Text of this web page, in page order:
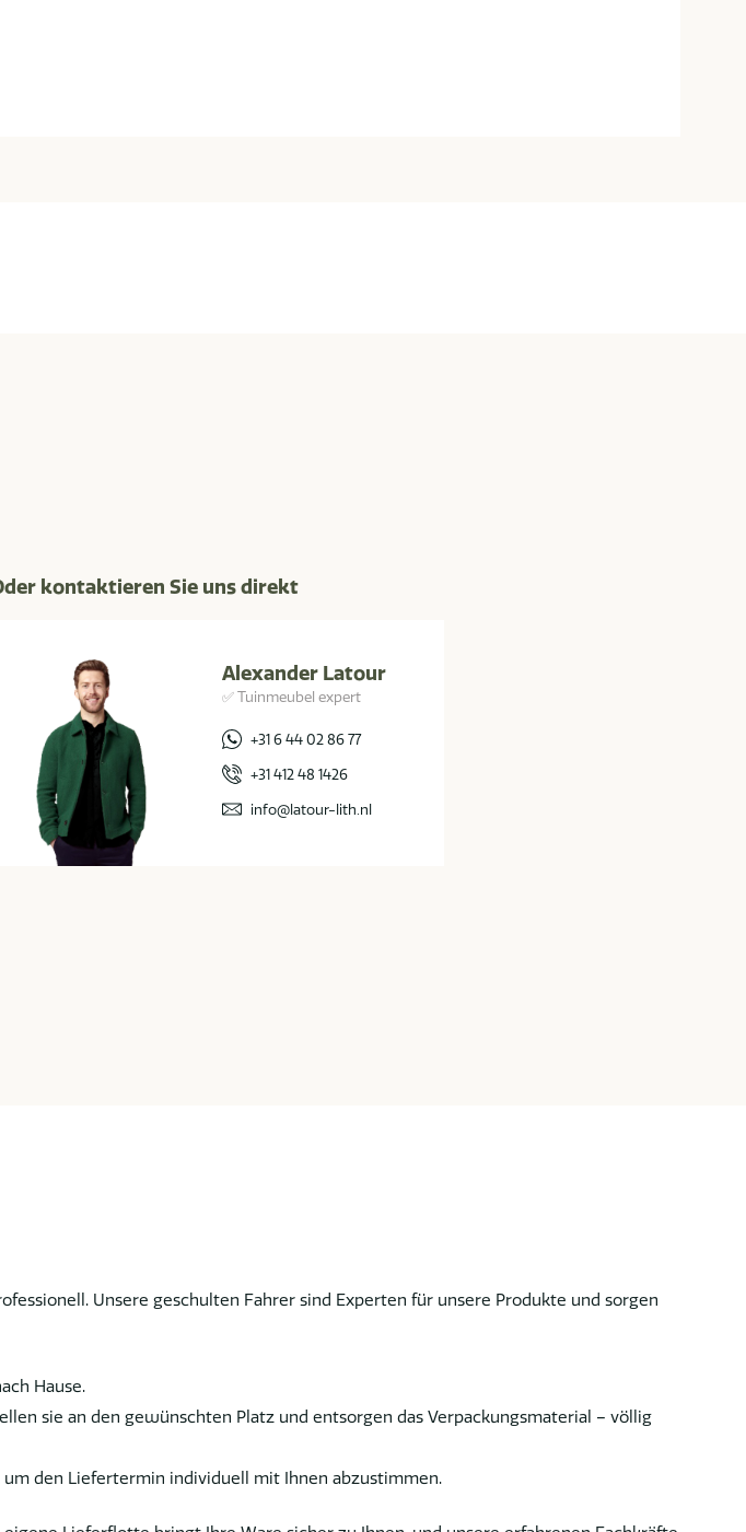
kontaktieren Sie uns direkt
Alexander Latour
✅ Tuinmeubel expert
+31 6 44 02 86 77
+31 412 48 1426
info@latour-lith.nl
Unsere geschulten Fahrer sind Experten für unsere Produkte und sorgen
Hause.
sie an den gewünschten Platz und entsorgen das Verpackungsmaterial – völlig
den Liefertermin individuell mit Ihnen abzustimmen.